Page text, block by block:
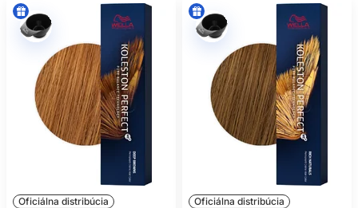
Oficiálna distribúcia Oficiálna distribúcia